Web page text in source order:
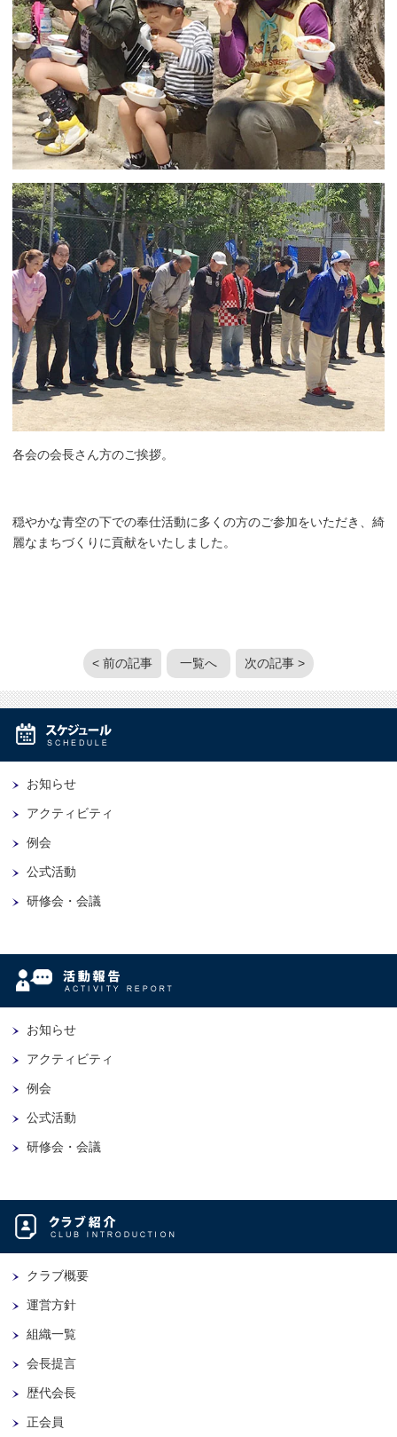
各会の会長さん方のご挨拶。
穏やかな青空の下での奉仕活動に多くの方のご参加をいただき、綺
麗なまちづくりに貢献をいたしました。
< 前の記事 一覧へ 次の記事 >
お知らせ
アクティビティ
例会
公式活動
研修会・会議
お知らせ
アクティビティ
例会
公式活動
研修会・会議
クラブ概要
運営方針
組織一覧
会長提言
歴代会長
正会員